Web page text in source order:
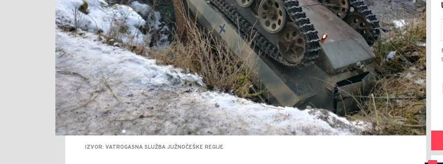
IZVOR: VATROGASNA SLUŽBA JUŽNOČEŠKE REGIJE